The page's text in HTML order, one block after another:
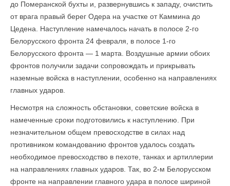
до Померанской бухты и, развернувшись к западу, очистить
от врага правый берег Одера на участке от Каммина до
Цедена. Наступление намечалось начать в полосе 2-го
Белорусского фронта 24 февраля, в полосе 1-го
Белорусского фронта — 1 марта. Воздушные армии обоих
фронтов по­лучили задачи сопровождать и прикрывать
наземные войска в наступлении, особенно на направлениях
главных ударов.
Несмотря на сложность обстановки, советские войска в
намеченные сроки подготовились к наступлению. При
незначительном общем превосходстве в силах над
противником командованию фронтов удалось создать
необходимое превосходство в пехоте, танках и артиллерии
на направлениях главных ударов. Так, во 2-м Белорусском
фронте на направлении главного удара в полосе шириной